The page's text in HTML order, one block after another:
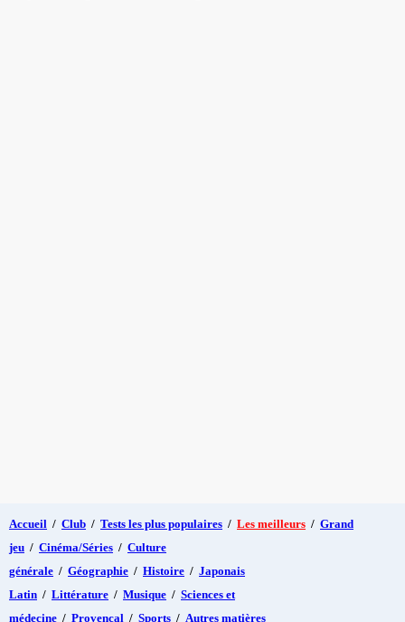
Accueil / Club / Tests les plus populaires / Les meilleurs / Grand
jeu / Cinéma/Séries / Culture
générale / Géographie / Histoire / Japonais
Latin / Littérature / Musique / Sciences et
médecine / Provençal / Sports / Autres matières